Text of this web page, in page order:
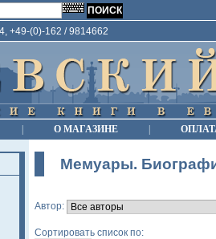
+49-(0)-162 / 9814662
О МАГАЗИНЕ
Мемуары.
Автор:
Сортировать список по: